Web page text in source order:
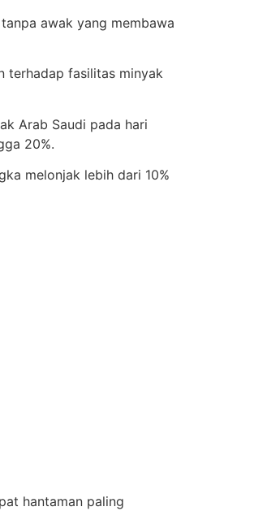
awak yang membawa
terhadap fasilitas minyak
Arab Saudi pada hari
20%.
melonjak lebih dari 10%
hantaman paling